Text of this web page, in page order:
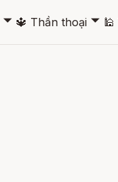
🞃 🔱 Thần thoại 🞃 🕌